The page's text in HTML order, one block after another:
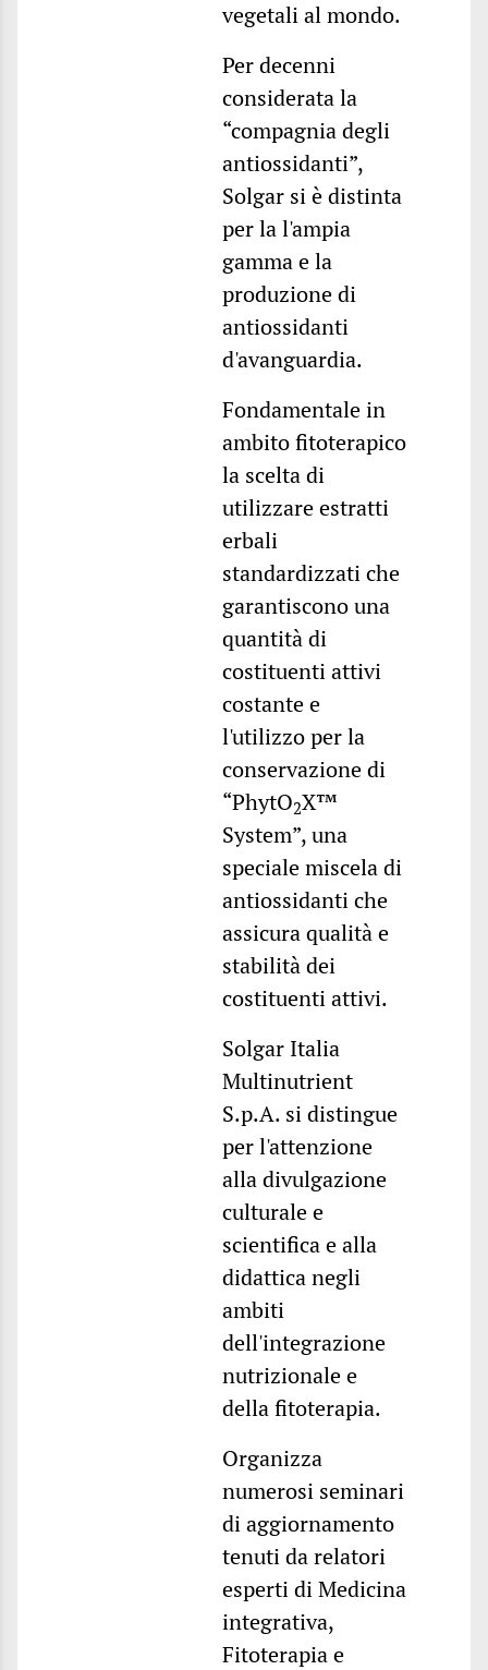
vegetali al mondo.
Per decenni
considerata la
“compagnia degli
antiossidanti”,
Solgar si è distinta
per la l'ampia
gamma e la
produzione di
antiossidanti
d'avanguardia.
Fondamentale in
ambito fitoterapico
la scelta di
utilizzare estratti
erbali
standardizzati che
garantiscono una
quantità di
costituenti attivi
costante e
l'utilizzo per la
conservazione di
“PhytO2X™
System”, una
speciale miscela di
antiossidanti che
assicura qualità e
stabilità dei
costituenti attivi.
Solgar Italia
Multinutrient
S.p.A. si distingue
per l'attenzione
alla divulgazione
culturale e
scientifica e alla
didattica negli
ambiti
dell'integrazione
nutrizionale e
della fitoterapia.
Organizza
numerosi seminari
di aggiornamento
tenuti da relatori
esperti di Medicina
integrativa,
Fitoterapia e